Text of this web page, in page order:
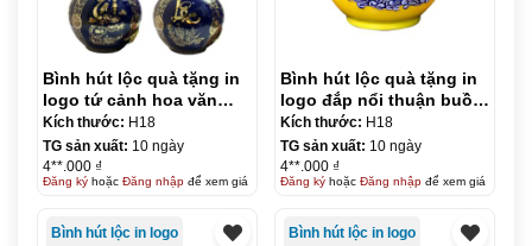
Bình hút lộc quà tặng in
logo tứ cảnh hoa văn
vàng kim 18cm KQ-
BHL06
Kích thước: H18
TG sản xuất: 10 ngày
4**.000 ₫
Đăng kýhoặc Đăng nhậpđể xem giá
Bình hút lộc quà tặng in
logo đắp nổi thuận buồm
xuôi gió 18cm KQ-BHL16
Kích thước: H18
TG sản xuất: 10 ngày
4**.000 ₫
Đăng kýhoặc Đăng nhậpđể xem giá
Bình hút lộc in logo Bình hút lộc in logo